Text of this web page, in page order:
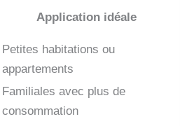
Application idéale
Petites habitations ou
appartements
Familiales avec plus de
consommation